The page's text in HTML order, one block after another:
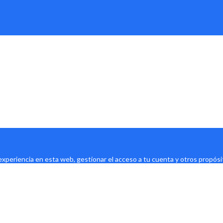
en esta web, gestionar el acceso a tu cuenta y otros